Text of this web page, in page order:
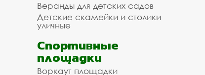
Веранды для детских садов
Детские скамейки и столики
уличные
Спортивные
площадки
Воркаут площадки